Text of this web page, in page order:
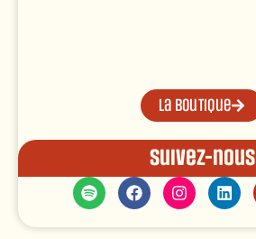
La boutique
Suivez-nous